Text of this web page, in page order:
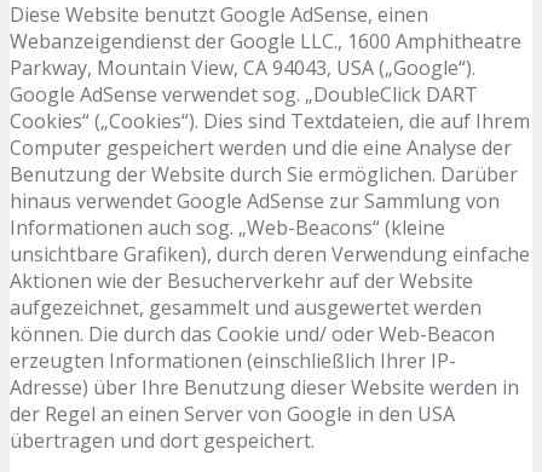
Diese Website benutzt Google AdSense, einen
Webanzeigendienst der Google LLC., 1600 Amphitheatre
Parkway, Mountain View, CA 94043, USA („Google“).
Google AdSense verwendet sog. „DoubleClick DART
Cookies“ („Cookies“). Dies sind Textdateien, die auf Ihrem
Computer gespeichert werden und die eine Analyse der
Benutzung der Website durch Sie ermöglichen. Darüber
hinaus verwendet Google AdSense zur Sammlung von
Informationen auch sog. „Web-Beacons“ (kleine
unsichtbare Grafiken), durch deren Verwendung einfache
Aktionen wie der Besucherverkehr auf der Website
aufgezeichnet, gesammelt und ausgewertet werden
können. Die durch das Cookie und/ oder Web-Beacon
erzeugten Informationen (einschließlich Ihrer IP-
Adresse) über Ihre Benutzung dieser Website werden in
der Regel an einen Server von Google in den USA
übertragen und dort gespeichert.